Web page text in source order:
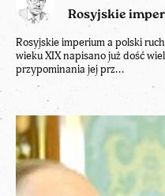
Rosyjskie
Rosyjskie imperium a polski
wieku XIX napisano już dość
przypominania jej prz...